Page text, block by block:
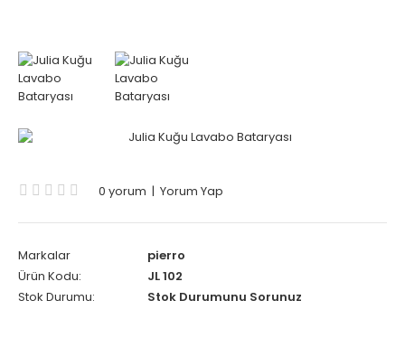
0 yorum | Yorum Yap
Markalar
pierro
Ürün Kodu:
JL 102
Stok Durumu:
Stok Durumunu Sorunuz